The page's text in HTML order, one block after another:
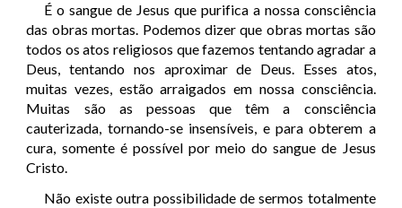
É o sangue de Jesus que purifica a nossa consciência
das obras mortas. Podemos dizer que obras mortas são
todos os atos religiosos que fazemos tentando agradar a
Deus, tentando nos aproximar de Deus. Esses atos,
muitas vezes, estão arraigados em nossa consciência.
Muitas são as pessoas que têm a consciência
cauterizada, tornando-se insensíveis, e para obterem a
cura, somente é possível por meio do sangue de Jesus
Cristo.
Não existe outra possibilidade de sermos totalmente